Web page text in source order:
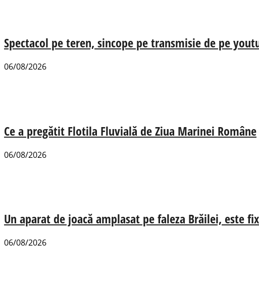
Spectacol pe teren, sincope pe transmisie de pe
06/08/2026
Ce a pregătit Flotila Fluvială de Ziua Marinei Române
06/08/2026
Un aparat de joacă amplasat pe faleza Brăilei, este
06/08/2026